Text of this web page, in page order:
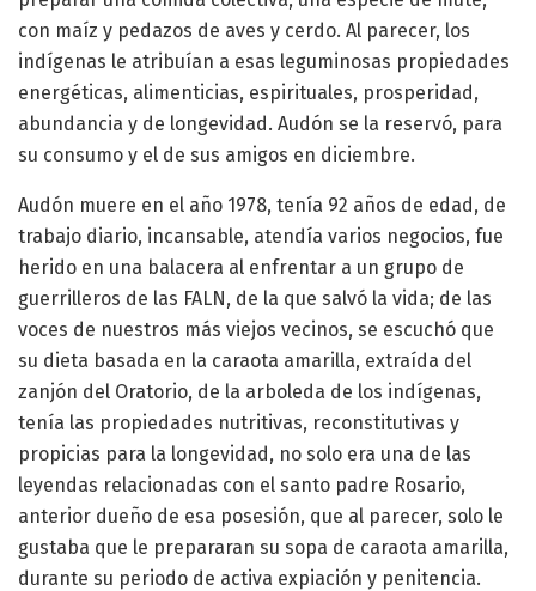
con maíz y pedazos de aves y cerdo. Al parecer, los
indígenas le atribuían a esas leguminosas propiedades
energéticas, alimenticias, espirituales, prosperidad,
abundancia y de longevidad. Audón se la reservó, para
su consumo y el de sus amigos en diciembre.
Audón muere en el año 1978, tenía 92 años de edad, de
trabajo diario, incansable, atendía varios negocios, fue
herido en una balacera al enfrentar a un grupo de
guerrilleros de las FALN, de la que salvó la vida; de las
voces de nuestros más viejos vecinos, se escuchó que
su dieta basada en la caraota amarilla, extraída del
zanjón del Oratorio, de la arboleda de los indígenas,
tenía las propiedades nutritivas, reconstitutivas y
propicias para la longevidad, no solo era una de las
leyendas relacionadas con el santo padre Rosario,
anterior dueño de esa posesión, que al parecer, solo le
gustaba que le prepararan su sopa de caraota amarilla,
durante su periodo de activa expiación y penitencia.